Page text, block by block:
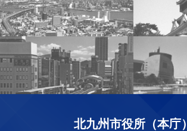
北九州市役所（本庁）